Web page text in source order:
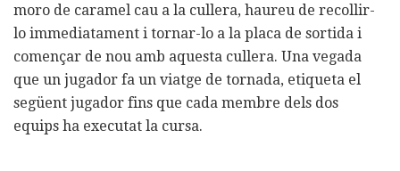
moro de caramel cau a la cullera, haureu de recollir-
lo immediatament i tornar-lo a la placa de sortida i
començar de nou amb aquesta cullera. Una vegada
que un jugador fa un viatge de tornada, etiqueta el
següent jugador fins que cada membre dels dos
equips ha executat la cursa.